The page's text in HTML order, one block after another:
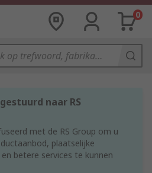
0
naar RS
met de RS Group om u
plaatselijke
betere services te kunnen